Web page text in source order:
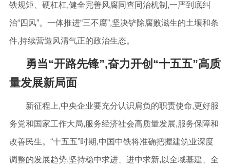
铁规矩、硬杠杠,健全完善风腐同查同治机制,一严到底纠
治“四风”。一体推进“三不腐”,坚决铲除腐败滋生的土壤和条
件,持续营造风清气正的政治生态。
勇当“开路先锋”,奋力开创“十五五”高质
量发展新局面
新征程上,中央企业要充分认识肩负的职责使命,更好服
务党和国家工作大局,服务经济社会高质量发展,服务保障和
改善民生。“十五五”时期,中国中铁将准确把握建筑业深度
调整的发展趋势,坚持稳中求进、进中求新,以全域基建、全